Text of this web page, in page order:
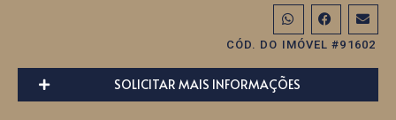
CÓD. DO IMÓVEL #91602
SOLICITAR MAIS INFORMAÇÕES